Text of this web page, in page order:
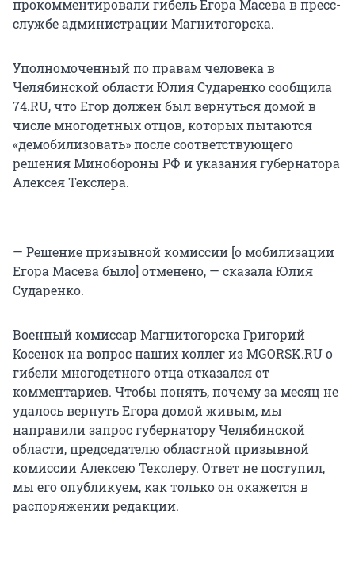
прокомментировали гибель Егора Масева в пресс-
службе администрации Магнитогорска.
Уполномоченный по правам человека в
Челябинской области Юлия Сударенко сообщила
74.RU, что Егор должен был вернуться домой в
числе многодетных отцов, которых пытаются
«демобилизовать» после соответствующего
решения Минобороны РФ и указания губернатора
Алексея Текслера.
— Решение призывной комиссии [о мобилизации
Егора Масева было] отменено, — сказала Юлия
Сударенко.
Военный комиссар Магнитогорска Григорий
Косенок на вопрос наших коллег из MGORSK.RU о
гибели многодетного отца отказался от
комментариев. Чтобы понять, почему за месяц не
удалось вернуть Егора домой живым, мы
направили запрос губернатору Челябинской
области, председателю областной призывной
комиссии Алексею Текслеру. Ответ не поступил,
мы его опубликуем, как только он окажется в
распоряжении редакции.